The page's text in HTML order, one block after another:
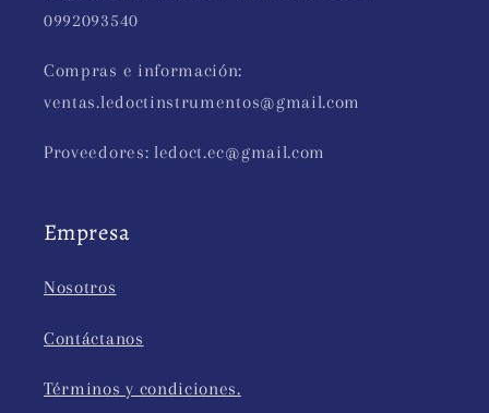
0992093540
Compras e información:
ventas.ledoctinstrumentos@gmail.com
Proveedores: ledoct.ec@gmail.com
Empresa
Nosotros
Contáctanos
Términos y condiciones.